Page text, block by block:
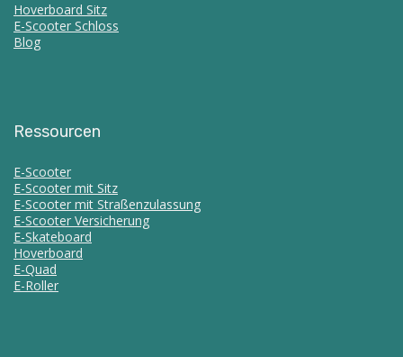
Hoverboard Sitz
E-Scooter Schloss
Blog
Ressourcen
E-Scooter
E-Scooter mit Sitz
E-Scooter mit Straßenzulassung
E-Scooter Versicherung
E-Skateboard
Hoverboard
E-Quad
E-Roller